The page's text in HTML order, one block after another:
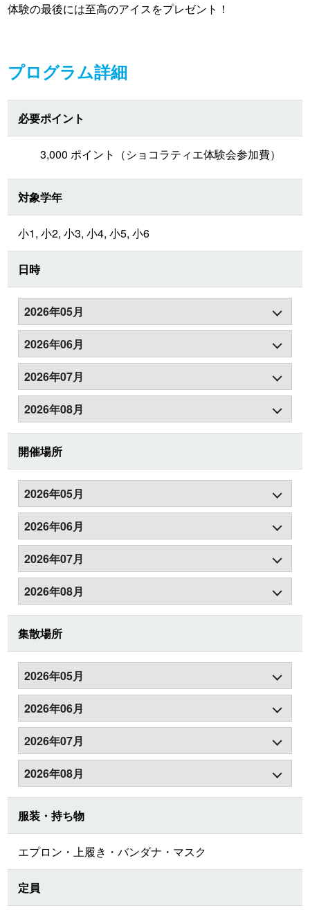
体験の最後には至高のアイスをプレゼント！
プログラム詳細
必要ポイント
3,000 ポイント（ショコラティエ体験会参加費）
対象学年
小1, 小2, 小3, 小4, 小5, 小6
日時
2026年05月
2026年06月
2026年07月
2026年08月
開催場所
2026年05月
2026年06月
2026年07月
2026年08月
集散場所
2026年05月
2026年06月
2026年07月
2026年08月
服装・持ち物
エプロン・上履き・バンダナ・マスク
定員